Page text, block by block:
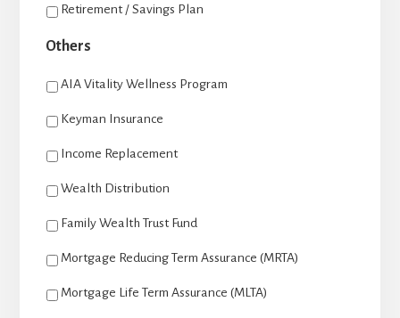
Retirement / Savings Plan
Others
AIA Vitality Wellness Program
Keyman Insurance
Income Replacement
Wealth Distribution
Family Wealth Trust Fund
Mortgage Reducing Term Assurance (MRTA)
Mortgage Life Term Assurance (MLTA)